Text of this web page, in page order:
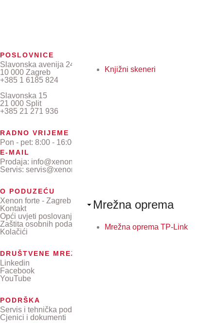
Knjižni skeneri
Mrežna oprema
Mrežna oprema TP-Link
POSLOVNICE
Slavonska avenija 24/6
10 000 Zagreb
+385 1 6185 824
Slavonska 15
21 000 Split
+385 21 271 936
RADNO VRIJEME
Pon - pet: 8:00 - 16:00
E-MAIL
Prodaja: info@xenon-forte.hr
Servis: servis@xenon-forte.hr
O PODUZEĆU
Xenon forte - Zagreb
Kontakt
Opći uvjeti poslovanja
Zaštita osobnih podataka
Kolačići
DRUŠTVENE MREŽE
Linkedin
Facebook
YouTube
PODRŠKA
Servis i tehnička podrška
Cjenici i dokumenti